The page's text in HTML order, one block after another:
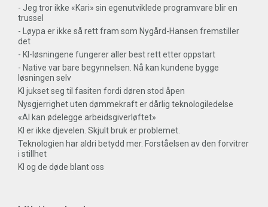
- Jeg tror ikke «Kari» sin egenutviklede programvare blir en
trussel
- Løypa er ikke så rett fram som Nygård-Hansen fremstiller
det
- KI-løsningene fungerer aller best rett etter oppstart
- Native var bare begynnelsen. Nå kan kundene bygge
løsningen selv
KI jukset seg til fasiten fordi døren stod åpen
Nysgjerrighet uten dømmekraft er dårlig teknologiledelse
«AI kan ødelegge arbeidsgiverløftet»
KI er ikke djevelen. Skjult bruk er problemet.
Teknologien har aldri betydd mer. Forståelsen av den forvitrer
i stillhet
KI og de døde blant oss